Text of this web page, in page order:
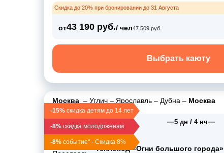
Скидка до 20% при бронировании до 31 Августа
от43 190 руб./ чел47 509 руб.
Выбрать каюту
-15% скидка детям до 14 лет
-8% скидка молодоженам
-8% событие" - Скидка 8%
Москва – Углич – Ярославль – Дубна – Москва
01 мая 2027
сб, 16:00
—5 дн / 4 нч—
Теплоход «Огни большого города»